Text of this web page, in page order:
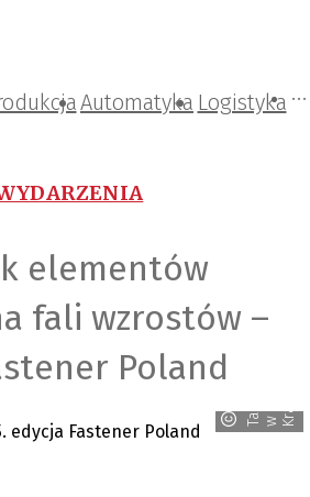
Automatyka Logistyka
konstrukcje
elementów
fali wzrostów –
Poland
T
a
r
g
i w
K r
a
k
o
w
i e